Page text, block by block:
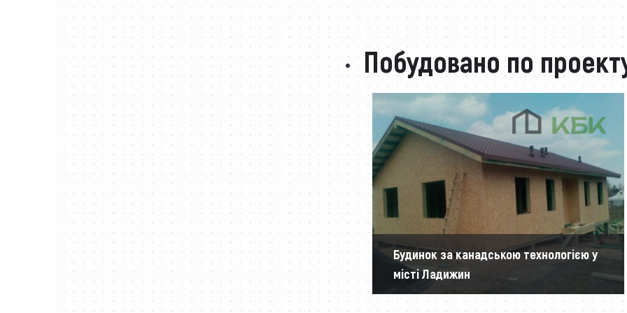
Побудовано по
Будинок за канадською технологією у
місті Ладижин